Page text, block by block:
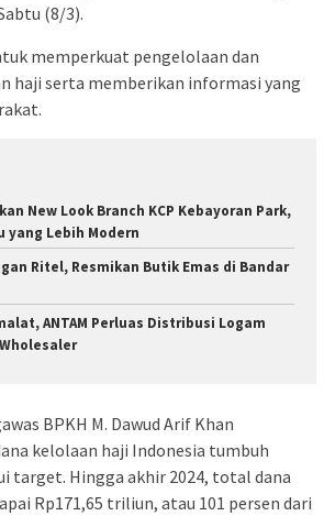
(8/3).
memperkuat pengelolaan dan
haji serta memberikan informasi yang
New Look Branch KCP Kebayoran Park,
yang Lebih Modern
Ritel, Resmikan Butik Emas di Bandar
ANTAM Perluas Distribusi Logam
BPKH M. Dawud Arif Khan
kelolaan haji Indonesia tumbuh
target. Hingga akhir 2024, total dana
Rp171,65 triliun, atau 101 persen dari